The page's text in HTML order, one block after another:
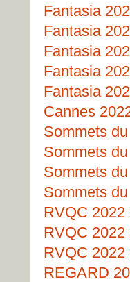
Fantasia
Fantasia
Fantasia
Fantasia
Fantasia
Cannes
Sommets
Sommets
Sommets
Sommets
RVQC 2022
RVQC 2022
RVQC 2022
REGARD